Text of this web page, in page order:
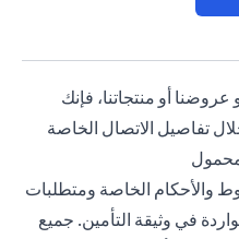
أو منتجاتنا، فإنك
تفاصيل الاتصال الخاصة
والأحكام الخاصة ومتطلبات
في وثيقة التأمين. جميع